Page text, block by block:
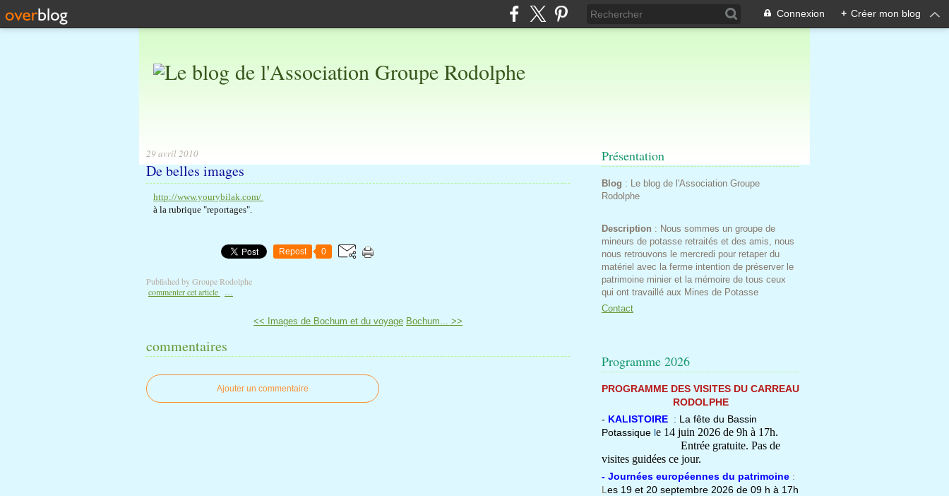
Connexion + Créer mon blog
29 avril 2010
De belles images
http://www.yourybilak.com/
à la rubrique "reportages".
Repost 0
Published by Groupe Rodolphe
commenter cet article
…
<< Images de Bochum et du voyage Bochum... >>
commentaires
Ajouter un commentaire
Présentation
Blog : Le blog de l'Association Groupe
Rodolphe
Description : Nous sommes un groupe de
mineurs de potasse retraités et des amis, nous
nous retrouvons le mercredi pour retaper du
matériel avec la ferme intention de préserver le
patrimoine minier et la mémoire de tous ceux
qui ont travaillé aux Mines de Potasse
Contact
Programme 2026
PROGRAMME DES VISITES DU CARREAU
RODOLPHE
- KALISTOIRE : La fête du Bassin
Potassique le 14 juin 2026 de 9h à 17h.
Entrée gratuite. Pas de
visites guidées ce jour.
- Journées européennes du patrimoine :
L es 19 et 20 septembre 2026 de 09 h à 17h